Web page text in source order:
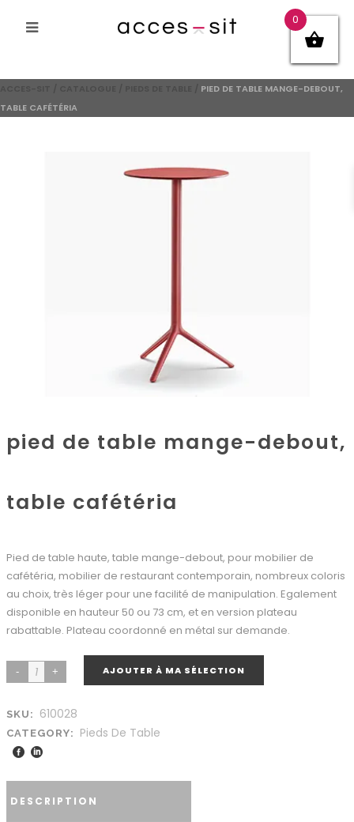
PIED DE TABLE MANGE-DEBOUT,
TABLE CAFÉTÉRIA
pied de table mange-debout,
table cafétéria
Pied de table haute, table mange-debout, pour mobilier de
cafétéria, mobilier de restaurant contemporain, nombreux coloris
au choix, très léger pour une facilité de manipulation. Egalement
disponible en hauteur 50 ou 73 cm, et en version plateau
rabattable. Plateau coordonné en métal sur demande.
AJOUTER À MA SÉLECTION
SKU: 610028
CATEGORY: Pieds De Table
DESCRIPTION
0